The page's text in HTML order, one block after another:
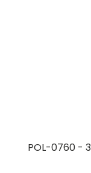
POL-0760 -